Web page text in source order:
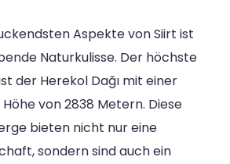
Aspekte von Siirt ist
Naturkulisse. Der höchste
der Herekol Dağı mit einer
von 2838 Metern. Diese
bieten nicht nur eine
sondern sind auch ein